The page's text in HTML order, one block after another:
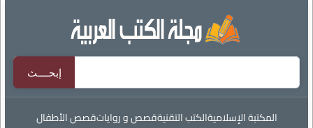
المكتبة الإسلاميةالكتب التقنيةقصص و رواياتقصص الأطفال